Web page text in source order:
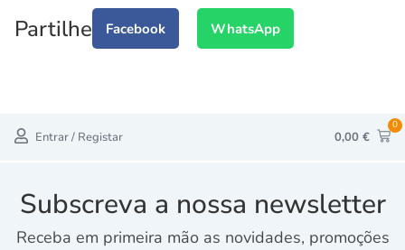
Partilhe Facebook WhatsApp
Entrar / Registar 0,00 €
0
Subscreva a nossa newsletter
Receba em primeira mão as novidades, promoções